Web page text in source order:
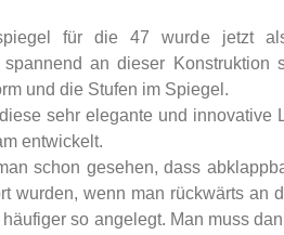
für die 47 wurde jetzt
spannend an dieser Konstruktion
und die Stufen im Spiegel.
sehr elegante und innovative
entwickelt.
schon gesehen, dass
wurden, wenn man rückwärts an
so angelegt. Man muss